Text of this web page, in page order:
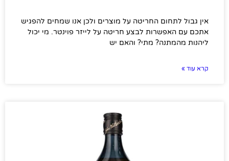
אין גבול לתחום החריטה על מוצרים ולכן אנו שמחים להפגיש
אתכם עם האפשרות לבצע חריטה על לייזר פוינטר. מי יכול
ליהנות מהמתנה? מתי? והאם יש
קרא עוד »